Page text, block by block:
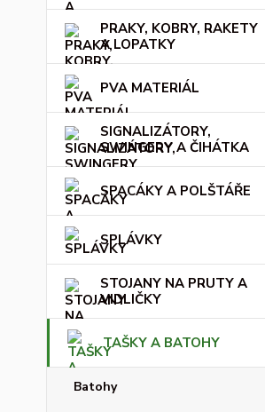
PRAKY, KOBRY, RAKETY
A LOPATKY
PVA MATERIÁL
SIGNALIZÁTORY,
SWINGERY A ČIHÁTKA
SPACÁKY A POLŠTÁŘE
SPLÁVKY
STOJANY NA PRUTY A
VIDLIČKY
TAŠKY A BATOHY
Batohy